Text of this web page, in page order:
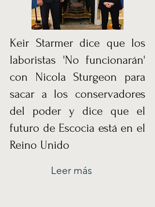
Keir Starmer dice que los
laboristas 'No funcionarán'
con Nicola Sturgeon para
sacar a los conservadores
del poder y dice que el
futuro de Escocia está en el
Reino Unido
Leer más